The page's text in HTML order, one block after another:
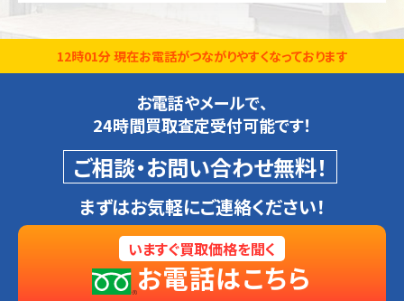
12時01分 現在お電話がつながりやすくなっております
お電話やメールで、
24時間買取査定受付可能です！
ご相談・お問い合わせ無料！
まずはお気軽にご連絡ください！
いますぐ買取価格を聞く
お電話はこちら